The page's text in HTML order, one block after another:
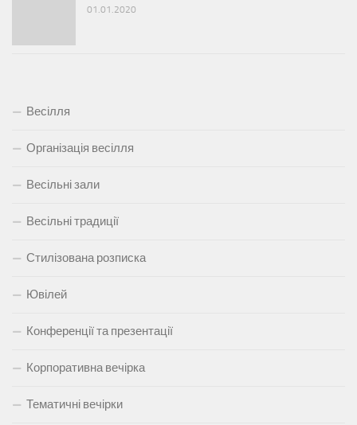
01.01.2020
Весілля
Організація весілля
Весільні зали
Весільні традиції
Стилізована розписка
Ювілей
Конференції та презентації
Корпоративна вечірка
Тематичні вечірки